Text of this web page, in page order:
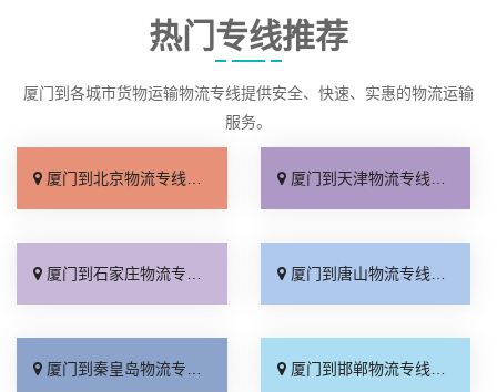
热门专线推荐
厦门到各城市货物运输物流专线提供安全、快速、实惠的物流运输
服务。
厦门到北京物流专线_直达不中转「送货到门」 厦门到天津物流专线_运保时效「高效快运」
厦门到石家庄物流专线_准时准点「多少公里」 厦门到唐山物流专线_全境派送「收费介绍」
厦门到秦皇岛物流专线_高效运输「运保时效」 厦门到邯郸物流专线_物流拼车「全境配送」